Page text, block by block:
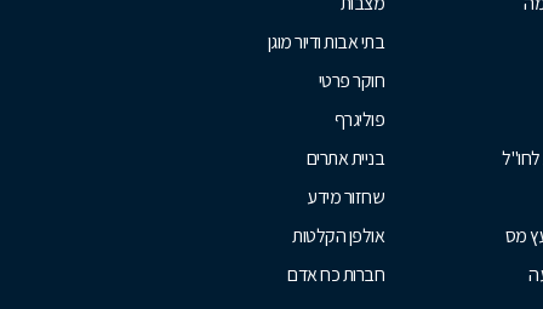
לחו"ל
מס
בתי אבות ודיור מוגן
חוקר פרטי
פוליגרף
בניית אתרים
שחזור מידע
אולפן הקלטות
חברות כח אדם